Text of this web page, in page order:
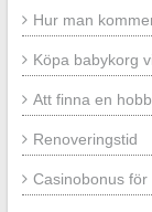
Hur man
Köpa babykorg
Att finna en
Renoveringstid
Casinobonus för